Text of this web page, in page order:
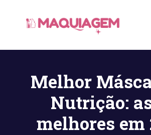
Melhor
Nutrição:
melhores em